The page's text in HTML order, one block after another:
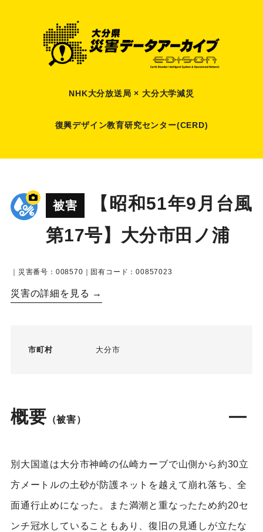
NHK大分放送局 × 大分大学減災
復興デザイン教育研究センター(CERD)
被害
【昭和51年9月台風
第17号】大分市田ノ浦
｜災害番号：008570｜固有コード：00857023
災害の詳細を見る →
市町村 大分市
概要 （被害）
別大国道は大分市神崎の仏崎カーブで山側から約30立
方メートルの土砂が防護ネットを越えて崩れ落ち、全
面通行止めになった。また満潮と重なったため約20セ
ンチ冠水していることもあり、復旧の見通しが立たな